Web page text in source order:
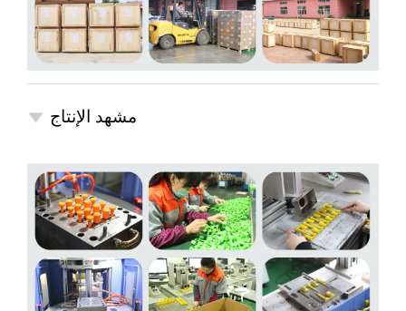
مشهد الإنتاج